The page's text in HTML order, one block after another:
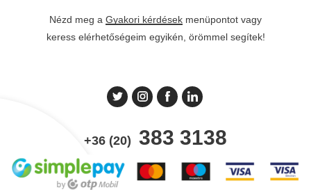
Nézd meg a Gyakori kérdések menüpontot vagy
keress elérhetőségeim egyikén, örömmel segítek!
+36 (20) 383 3138